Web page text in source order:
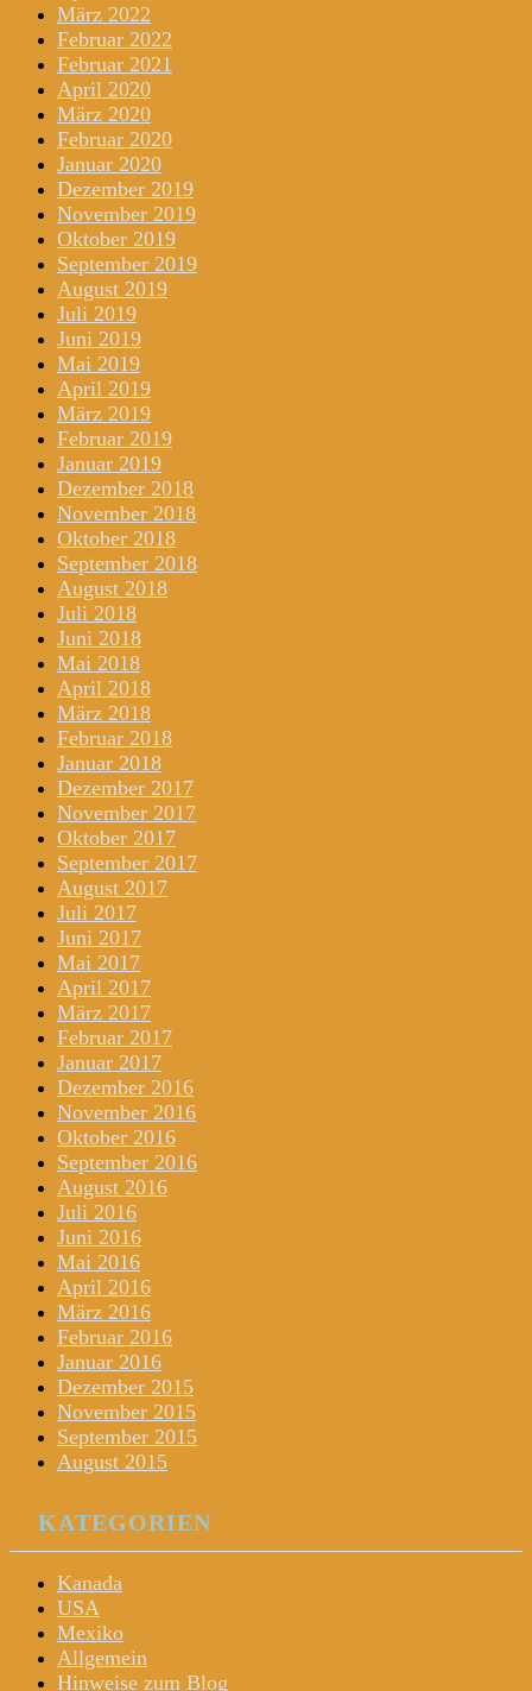
März 2022
Februar 2022
Februar 2021
April 2020
März 2020
Februar 2020
Januar 2020
Dezember 2019
November 2019
Oktober 2019
September 2019
August 2019
Juli 2019
Juni 2019
Mai 2019
April 2019
März 2019
Februar 2019
Januar 2019
Dezember 2018
November 2018
Oktober 2018
September 2018
August 2018
Juli 2018
Juni 2018
Mai 2018
April 2018
März 2018
Februar 2018
Januar 2018
Dezember 2017
November 2017
Oktober 2017
September 2017
August 2017
Juli 2017
Juni 2017
Mai 2017
April 2017
März 2017
Februar 2017
Januar 2017
Dezember 2016
November 2016
Oktober 2016
September 2016
August 2016
Juli 2016
Juni 2016
Mai 2016
April 2016
März 2016
Februar 2016
Januar 2016
Dezember 2015
November 2015
September 2015
August 2015
KATEGORIEN
Kanada
USA
Mexiko
Allgemein
Hinweise zum Blog